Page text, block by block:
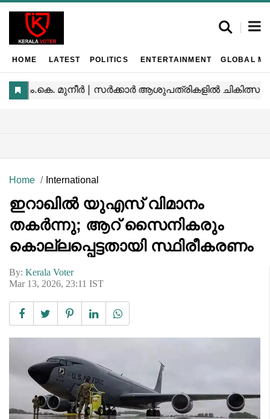
HOME LATEST POLITICS ENTERTAINMENT GLOBAL
Home International
ഇറാഖിൽ യുഎസ് വിമാനം
തകർന്നു; ആറ് സൈനികരും
കൊല്ലപ്പെട്ടതായി സ്ഥിരീകരണം
By: Kerala Voter
Mar 13, 2026, 23:11 IST